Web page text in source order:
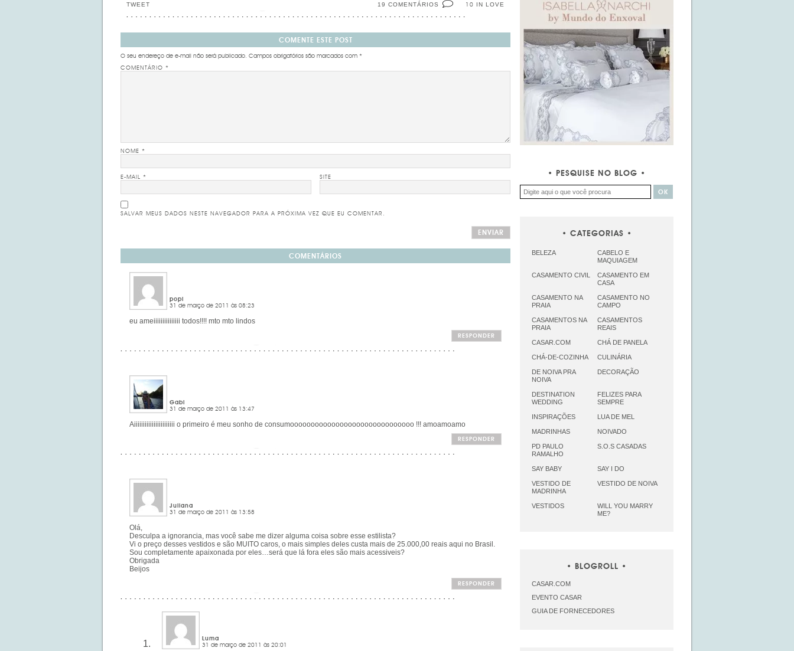
10 IN LOVE
19 COMENTÁRIOS
TWEET
COMENTE ESTE POST
O seu endereço de e-mail não será publicado. Campos obrigatórios são marcados com *
COMENTÁRIO *
NOME *
E-MAIL * SITE
SALVAR MEUS DADOS NESTE NAVEGADOR PARA A PRÓXIMA VEZ QUE EU COMENTAR.
COMENTÁRIOS
popi
31 de março de 2011 às 08:23
eu ameiiiiiiiiiiiiiii todos!!!! mto mto lindos
RESPONDER
Gabi
31 de março de 2011 às 13:47
Aiiiiiiiiiiiiiiiiiiiiiii o primeiro é meu sonho de consumoooooooooooooooooooooooooooooo !!! amoamoamo
RESPONDER
Juliana
31 de março de 2011 às 13:58
Olá,
Desculpa a ignorancia, mas você sabe me dizer alguma coisa sobre esse estilista?
Vi o preço desses vestidos e são MUITO caros, o mais simples deles custa mais de 25.000,00 reais aqui no Brasil.
Sou completamente apaixonada por eles…será que lá fora eles são mais acessiveis?
Obrigada
Beijos
RESPONDER
Luma
31 de março de 2011 às 20:01
PESQUISE NO BLOG
CATEGORIAS
BELEZA
CABELO E
MAQUIAGEM
CASAMENTO CIVIL
CASAMENTO EM
CASA
CASAMENTO NA
PRAIA
CASAMENTO NO
CAMPO
CASAMENTOS NA
PRAIA
CASAMENTOS
REAIS
CASAR.COM CHÁ DE PANELA
CHÁ-DE-COZINHA CULINÁRIA
DE NOIVA PRA
NOIVA
DECORAÇÃO
DESTINATION
WEDDING
FELIZES PARA
SEMPRE
INSPIRAÇÕES LUA DE MEL
MADRINHAS NOIVADO
PD PAULO
RAMALHO
S.O.S CASADAS
SAY BABY SAY I DO
VESTIDO DE
MADRINHA
VESTIDO DE NOIVA
VESTIDOS
WILL YOU MARRY
ME?
BLOGROLL
CASAR.COM
EVENTO CASAR
GUIA DE FORNECEDORES